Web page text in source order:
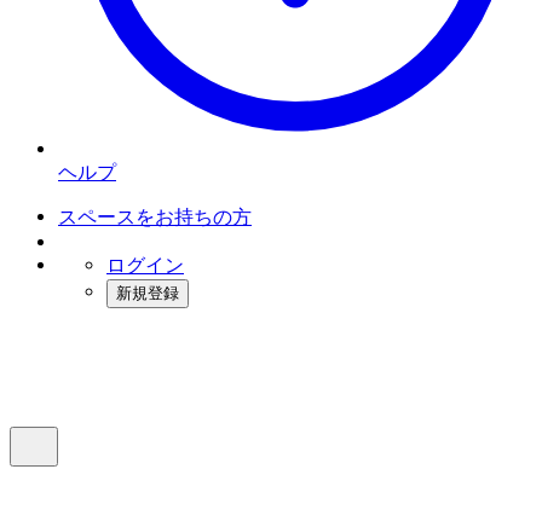
ヘルプ
スペースをお持ちの方
ログイン
新規登録